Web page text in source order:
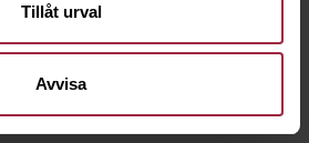
Tillåt urval
Avvisa